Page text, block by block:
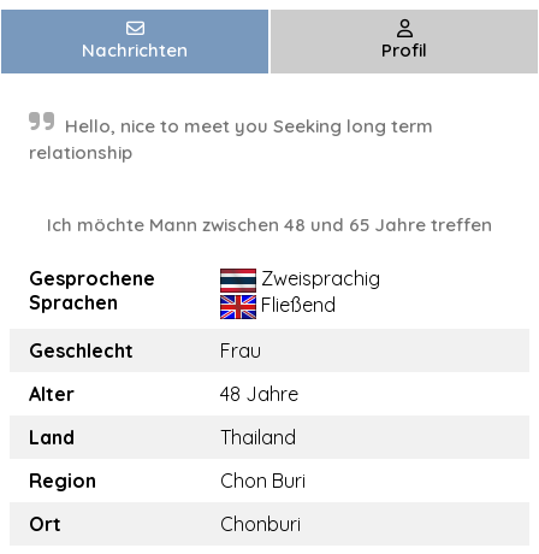
Nachrichten Profil
Hello, nice to meet you Seeking long term
relationship
Ich möchte Mann zwischen 48 und 65 Jahre treffen
Gesprochene
Sprachen
Zweisprachig
Fließend
Geschlecht
Frau
Alter
48 Jahre
Land
Thailand
Region
Chon Buri
Ort
Chonburi